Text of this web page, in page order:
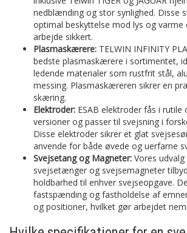
nedblænding og stor synlighed. Disse
optimal beskyttelse mod lys og varme
arbejde sikkert.
Plasmaskærere: TELWIN INFINITY
bedste plasmaskærere i sortimentet,
ledende materialer som rustfrit stål,
messing. Plasmaskæreren sikrer en
skæring.
Elektroder: ESAB elektroder fås i rutile
versioner og passer til svejsning i
Disse elektroder sikrer et glat
anvende for både øvede og uerfarne
Svejsetang og Magneter: Vores
svejsetænger og svejsemagneter
holdbarhed til enhver svejseopgave.
fastspænding og fastholdelse af
og positioner, hvilket gør arbejdet